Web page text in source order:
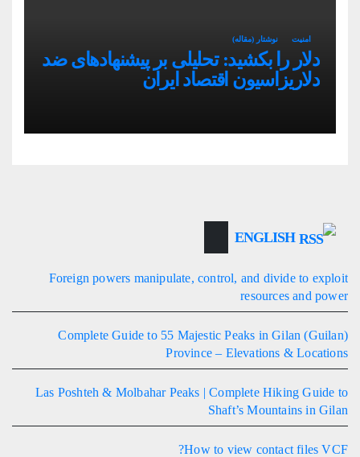
امنیت نوشتار (مقاله)
دلار را بکشید: تحلیلی بر پیشنهادهای ضد
دلاریزاسیون اقتصاد ایران
ENGLISH
Foreign powers manipulate, control, and divide to exploit
resources and power
Complete Guide to 55 Majestic Peaks in Gilan (Guilan)
Province – Elevations & Locations
Las Poshteh & Molbahar Peaks | Complete Hiking Guide to
Shaft’s Mountains in Gilan
How to view contact files VCF?